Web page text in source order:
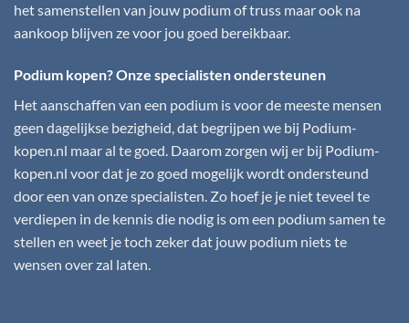
het samenstellen van jouw podium of truss maar ook na
aankoop blijven ze voor jou goed bereikbaar.
Podium kopen? Onze specialisten ondersteunen
Het aanschaffen van een podium is voor de meeste mensen
geen dagelijkse bezigheid, dat begrijpen we bij Podium-
kopen.nl maar al te goed. Daarom zorgen wij er bij Podium-
kopen.nl voor dat je zo goed mogelijk wordt ondersteund
door een van onze specialisten. Zo hoef je je niet teveel te
verdiepen in de kennis die nodig is om een podium samen te
stellen en weet je toch zeker dat jouw podium niets te
wensen over zal laten.